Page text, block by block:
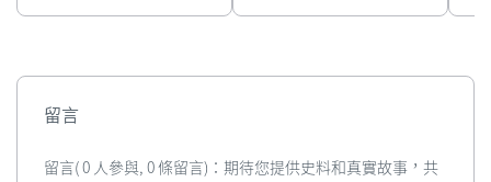
留言
留言( 0 人參與, 0 條留言)：期待您提供史料和真實故事，共